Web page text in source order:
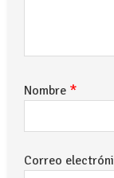
Nombre *
Correo